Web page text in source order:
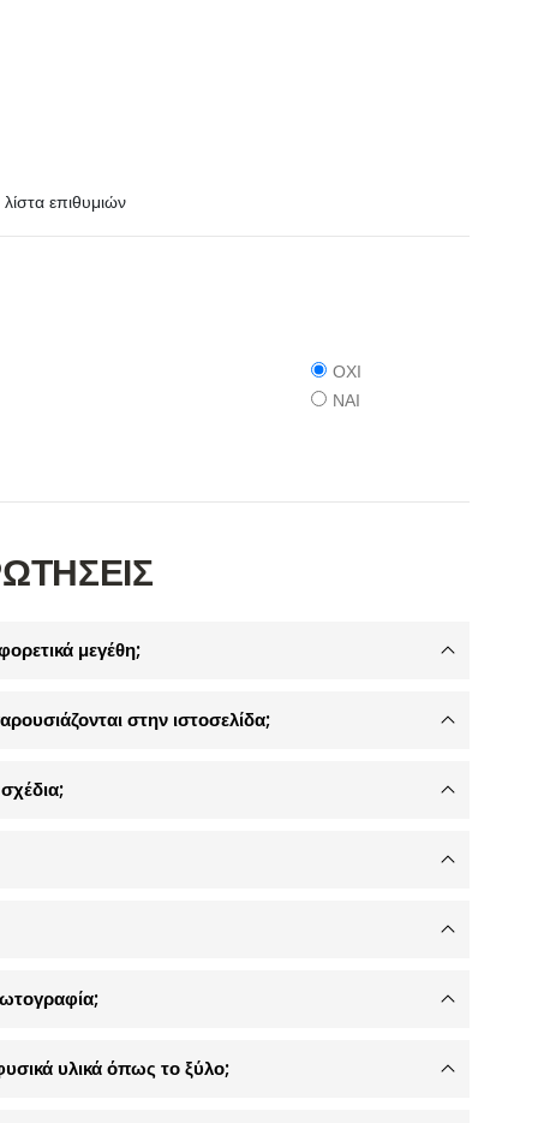
επιθυμιών
ΟΧΙ
ΝΑΙ
μεγέθη;
στην ιστοσελίδα;
υλικά όπως το ξύλο;